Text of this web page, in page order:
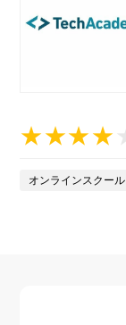
オンラインスクール